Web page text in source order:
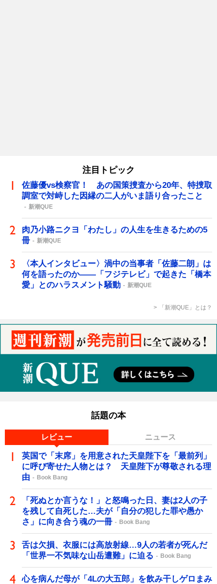
注目トピック
佐藤優vs検察官！ あの国策捜査から20年、特捜取
調室で対峙した因縁の二人がいま語り合ったこと
新潮QUE
肉乃小路ニクヨ「わたし」の人生を生きるための5
冊
新潮QUE
〈本人インタビュー〉渦中の当事者「佐藤二朗」は
何を語ったのか――「フジテレビ」で起きた「橋本
愛」とのハラスメント騒動
新潮QUE
「新潮QUE」とは？
話題の本
レビュー ニュース
英国で「末席」を用意された天皇陛下を「最前列」
に呼び寄せた人物とは？ 天皇陛下が尊敬される理
由
Book Bang
「死ぬとか言うな！」と怒鳴った日、妻は2人の子
を残して自死した…夫が「自分の犯した罪や愚か
さ」に向き合う魂の一冊
Book Bang
舌は欠損、衣服には高放射線…9人の若者が死んだ
「世界一不気味な山岳遭難」に迫る
Book Bang
心を病んだ母が「4Lの大五郎」を飲み干しゲロまみ